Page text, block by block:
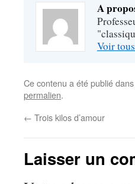
A
Voir
Ce contenu a été publié dans
permalien.
← Trois kilos d’amour
Laisser un